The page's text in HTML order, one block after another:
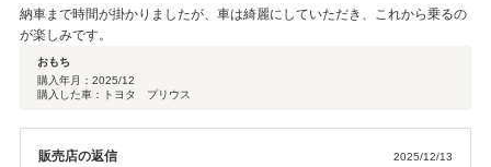
納車まで時間が掛かりましたが、車は綺麗にしていただき、これから乗るの
が楽しみです。
おもち
購入年月： 2025/12
購入した車：トヨタ プリウス
販売店の返信 2025/12/13